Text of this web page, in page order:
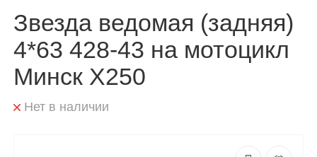
Звезда ведомая (задняя)
4*63 428-43 на мотоцикл
Минск X250
Нет в наличии